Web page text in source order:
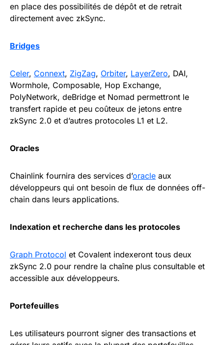
en place des possibilités de dépôt et de retrait
directement avec zkSync.
Bridges
Celer, Connext, ZigZag, Orbiter, LayerZero, DAI,
Wormhole, Composable, Hop Exchange,
PolyNetwork, deBridge et Nomad permettront le
transfert rapide et peu coûteux de jetons entre
zkSync 2.0 et d’autres protocoles L1 et L2.
Oracles
Chainlink fournira des services d’oracle aux
développeurs qui ont besoin de flux de données off-
chain dans leurs applications.
Indexation et recherche dans les protocoles
Graph Protocol et Covalent indexeront tous deux
zkSync 2.0 pour rendre la chaîne plus consultable et
accessible aux développeurs.
Portefeuilles
Les utilisateurs pourront signer des transactions et